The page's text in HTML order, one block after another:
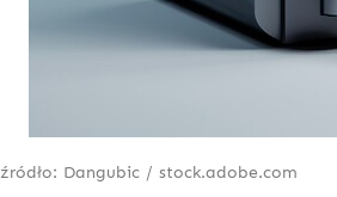
źródło: Dangubic / stock.adobe.com